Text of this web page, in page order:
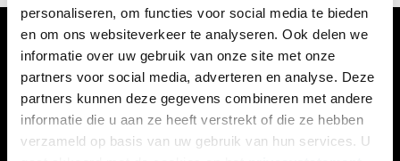
personaliseren, om functies voor social media te bieden
en om ons websiteverkeer te analyseren. Ook delen we
informatie over uw gebruik van onze site met onze
partners voor social media, adverteren en analyse. Deze
partners kunnen deze gegevens combineren met andere
informatie die u aan ze heeft verstrekt of die ze hebben
verzameld op basis van uw gebruik van hun services. U
VERHALEN
NIEUWS
KALENDER